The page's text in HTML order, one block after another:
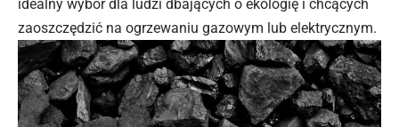
idealny wybór dla ludzi dbających o ekologię i chcących
zaoszczędzić na ogrzewaniu gazowym lub elektrycznym.